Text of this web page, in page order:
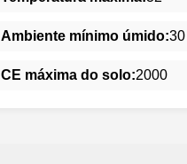
Ambiente mínimo úmido:30
CE máxima do solo:2000